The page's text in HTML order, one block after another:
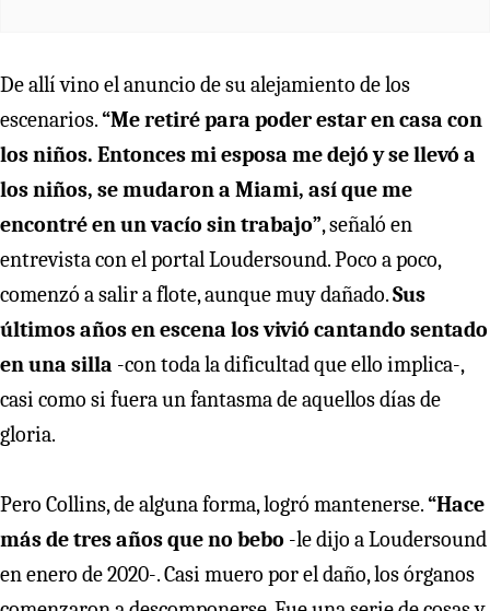
De allí vino el anuncio de su alejamiento de los
escenarios.“Me retiré para poder estar en casa con
los niños. Entonces mi esposa me dejó y se llevó a
los niños, se mudaron a Miami, así que me
encontré en un vacío sin trabajo”, señaló en
entrevista con el portal Loudersound. Poco a poco,
comenzó a salir a flote, aunque muy dañado.Sus
últimos años en escena los vivió cantando sentado
en una silla -con toda la dificultad que ello implica-,
casi como si fuera un fantasma de aquellos días de
gloria.
Pero Collins, de alguna forma, logró mantenerse.“Hace
más de tres años que no bebo -le dijo a Loudersound
en enero de 2020-. Casi muero por el daño, los órganos